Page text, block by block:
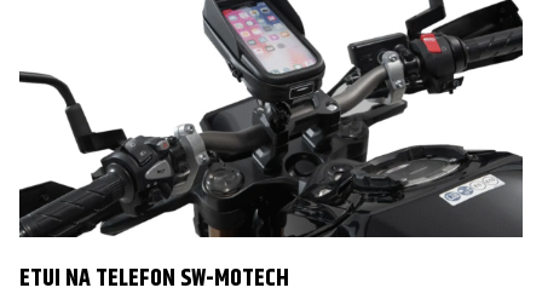
ETUI NA TELEFON SW-MOTECH